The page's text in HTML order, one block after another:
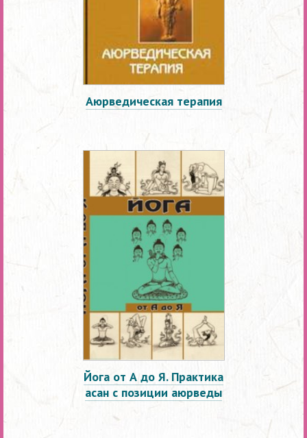
Аюрведическая терапия
Йога от А до Я. Практика
асан с позиции аюрведы